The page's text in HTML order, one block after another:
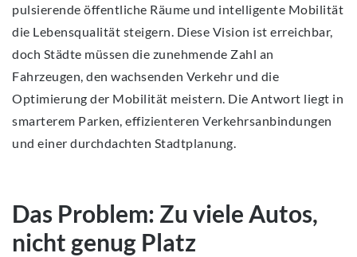
pulsierende öffentliche Räume und intelligente Mobilität
die Lebensqualität steigern. Diese Vision ist erreichbar,
doch Städte müssen die zunehmende Zahl an
Fahrzeugen, den wachsenden Verkehr und die
Optimierung der Mobilität meistern. Die Antwort liegt in
smarterem Parken, effizienteren Verkehrsanbindungen
und einer durchdachten Stadtplanung.
Das Problem: Zu viele Autos,
nicht genug Platz